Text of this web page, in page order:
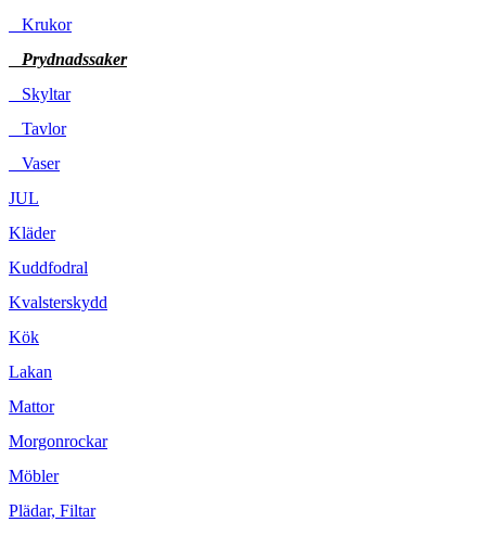
Krukor
Prydnadssaker
Skyltar
Tavlor
Vaser
JUL
Kläder
Kuddfodral
Kvalsterskydd
Kök
Lakan
Mattor
Morgonrockar
Möbler
Plädar, Filtar